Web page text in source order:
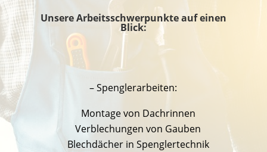
Unsere Arbeitsschwerpunkte auf einen
Blick:
– Spenglerarbeiten:
Montage von Dachrinnen
Verblechungen von Gauben
Blechdächer in Spenglertechnik